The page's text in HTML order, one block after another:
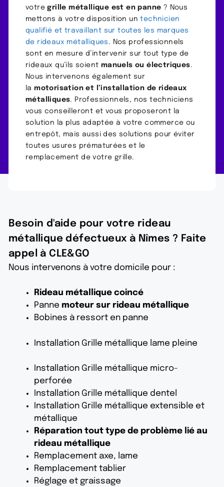
votregrille métallique est en panne ? Nous
mettons à votre disposition un technicien
qualifié et travaillant sur toutes les marques
de rideaux métalliques . Nos professionnels
sont en mesure d’intervenir sur tout type de
rideaux qu’ils soient manuels ou électriques.
Nous intervenons également sur
lamotorisation et l’installation de rideaux
métalliques. Professionnels, nos techniciens
vous conseilleront et vous proposeront la
solution la plus adaptée à votre commerce ou
entrepôt, mais aussi des solutions pour éviter
toutes usures prématurées et le
remplacement de votre grille.
Besoin d'aide pour votre rideau
métallique défectueux à Nîmes ? Faite
appel à CLE&GO
Nous intervenons à votre domicile pour :
Rideau métallique coincé
Panne moteur sur rideau métallique
Bobines à ressort en panne
Installation Grille métallique lame pleine
Installation Grille métallique micro-
perforée
Installation Grille métallique dentel
Installation Grille métallique extensible et
métallique
Réparation tout type de problème lié au
rideau métallique
Remplacement axe, lame
Remplacement tablier
Réglage et graissage